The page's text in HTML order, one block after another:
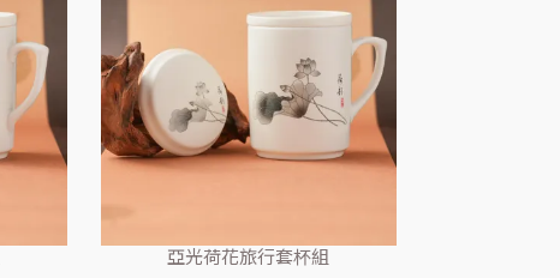
亞光荷花旅行套杯組